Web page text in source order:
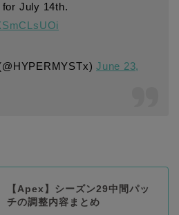
for July 14th.
June 23,
【Apex】シーズン29中間パッ
チの調整内容まとめ